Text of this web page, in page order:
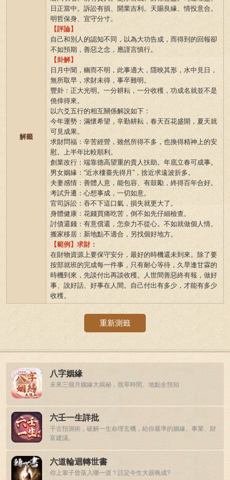
解籤
日正當中。訴訟有損、開業吉利。天賜良緣、情投意合。
明哲保身、宜守分寸。
【評論】
自己和別人的認知不同，以為大功告成，而得到的回報卻
不如預期，善惡之念，應謹言慎行。
【卦解】
日月中闇，幽而不明，此事適大，隱映其形，水中見日，
無所取早，求財未得，事卒難明。
豐卦：正大光明。一分耕耘，一分收穫，功成名就並不是
僥倖得來。
以六爻五行的相互關係解說如下：
今年運勢：滿懷希望，辛勤耕耘，春天百花盛開，夏天就
可見成果。
求財問福：辛苦經營，雖然所得不多，也換得精神上的安
慰。上半年比較順利。
創業改行：端靠德高望重的貴人扶助。年底立春可成事。
男女姻緣：“近水樓臺先得月”，捨近求遠波折多。
夫妻感情：善體人意，能包容、有鼓勵，終得百年合好。
考試升遷：心想事成，一切如意。
官司訴訟：吞不下這口氣，損失就更大了。
身體健康：花錢買痛吃苦，倒不如先仔細檢查。
討債還錢：有意償還，怎奈力不從心。不如就做個人情。
搬家移居：新地點不適合，另找個好地方。
【範例】求財：
在財物資源上要保守安分，最好的時機還未到來。除了要
按部就班的完成每一件事，只有耐心等待，久旱逢甘霖的
時機到來，先談付出再談收穫。人世間善惡終有報，做好
事、說好話、好事在人間。自己付出有多少，才能有多少
收穫。
重新測籤
八字姻緣
未來三個月姻緣大揭秘，脫單時間、地點全預知
六壬一生詳批
千古預測術，破解一生命理玄機，給你最準的姻緣、事業、財
富建議。
六道輪迴轉世書
你上輩子曾落入哪一道？註定今生大器晚成?